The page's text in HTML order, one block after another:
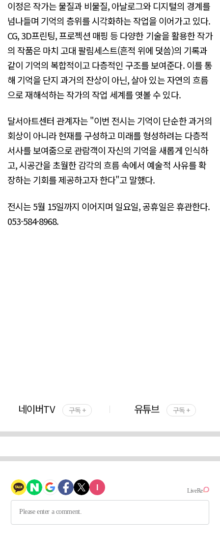
이정은 작가는 물질과 비물질, 아날로그와 디지털의 경계를
넘나들며 기억의 층위를 시각화하는 작업을 이어가고 있다.
CG, 3D프린팅, 프로젝션 매핑 등 다양한 기술을 활용한 작가
의 작품은 마치 고대 팔림세스트(흔적 위에 덧씀)의 기록과
같이 기억의 복합적이고 다층적인 구조를 보여준다. 이를 통
해 기억을 단지 과거의 잔상이 아닌, 살아 있는 자연의 흐름
으로 재해석하는 작가의 작업 세계를 엿볼 수 있다.
달서아트센터 관계자는 "이번 전시는 기억이 단순한 과거의
회상이 아니라 현재를 구성하고 미래를 형성하려는 다층적
서사를 보여줌으로 관람객이 자신의 기억을 새롭게 인식하
고, 시공간을 초월한 감각의 흐름 속에서 예술적 사유를 확
장하는 기회를 제공하고자 한다"고 말했다.
전시는 5월 15일까지 이어지며 일요일, 공휴일은 휴관한다.
053-584-8968.
네이버TV 구독 + 유튜브 구독 +